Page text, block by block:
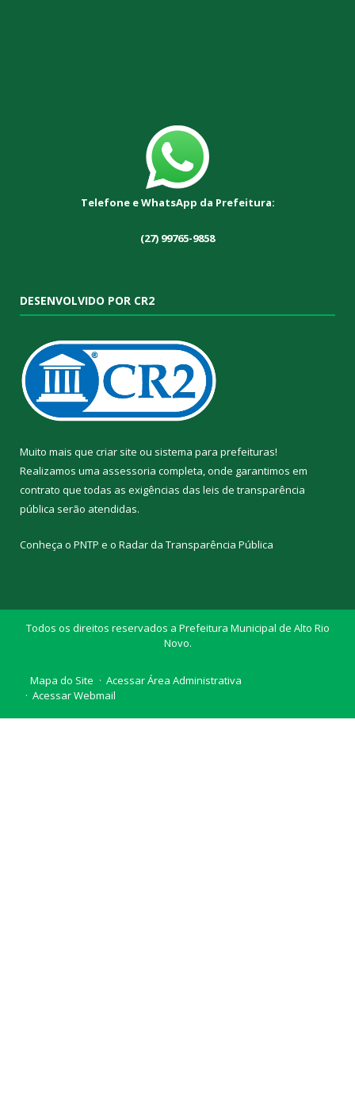
Telefone e WhatsApp da Prefeitura:
(27) 99765-9858
DESENVOLVIDO POR CR2
Muito mais que criar site ou sistema para prefeituras!
Realizamos uma assessoria completa, onde garantimos em
contrato que todas as exigências das leis de transparência
pública serão atendidas.
Conheça o PNTP e o Radar da Transparência Pública
Todos os direitos reservados a Prefeitura Municipal de Alto Rio
Novo.
Mapa do Site
Acessar Área Administrativa
Acessar Webmail